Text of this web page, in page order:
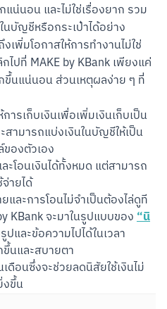
น่นอน และไม่ใช่เรื่องยาก รวม
บัญชีหรือกระเป๋าได้อย่าง
เพิ่มโอกาสให้การทำงานไม่ใช่
ไปที่ MAKE by KBank เพียงแค่
ขึ้นแน่นอน ส่วนเหตุผลง่าย ๆ ที่
ารเก็บเงินเพื่อเพิ่มเงินเก็บเป็น
สามารถแบ่งเงินในบัญชีให้เป็น
องตัวเอง
ะโอนเงินได้ทั้งหมด แต่สามารถ
ายได้
และการโอนไม่จำเป็นต้องไล่ดูที
KBank จะมาในรูปแบบของ“นิ
และข้อความไปได้ในเวลา
นและสบายตา
อนซึ่งจะช่วยลดนิสัยใช้เงินไม่
งขึ้น